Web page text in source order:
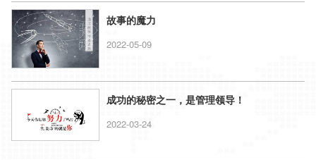
故事的魔力
2022-05-09
成功的秘密之一，是管理领导！
2022-03-24